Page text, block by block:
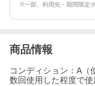
※一部、利用先・期間限定
商品情報
コンディション：A（
数回使用した程度で